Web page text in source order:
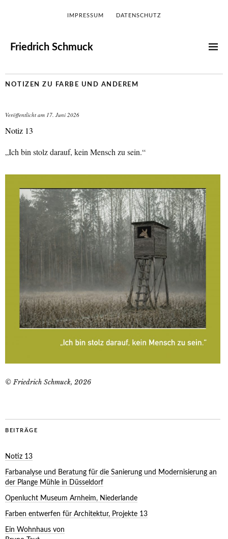
IMPRESSUM DATENSCHUTZ
Friedrich Schmuck
NOTIZEN ZU FARBE UND ANDEREM
Veröffentlicht am 17. Juni 2026
Notiz 13
„Ich bin stolz darauf, kein Mensch zu sein.“
© Friedrich Schmuck, 2026
BEITRÄGE
Notiz 13
Farbanalyse und Beratung für die Sanierung und Modernisierung an
der Plange Mühle in Düsseldorf
Openlucht Museum Arnheim, Niederlande
Farben entwerfen für Architektur, Projekte 13
Ein Wohnhaus von